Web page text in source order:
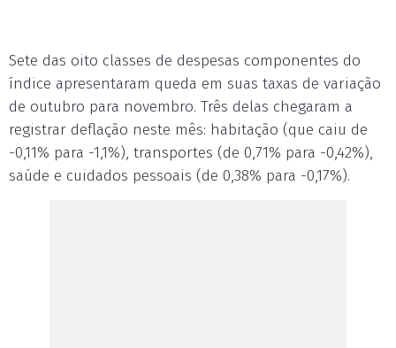
Sete das oito classes de despesas componentes do
índice apresentaram queda em suas taxas de variação
de outubro para novembro. Três delas chegaram a
registrar deflação neste mês: habitação (que caiu de
-0,11% para -1,1%), transportes (de 0,71% para -0,42%),
saúde e cuidados pessoais (de 0,38% para -0,17%).